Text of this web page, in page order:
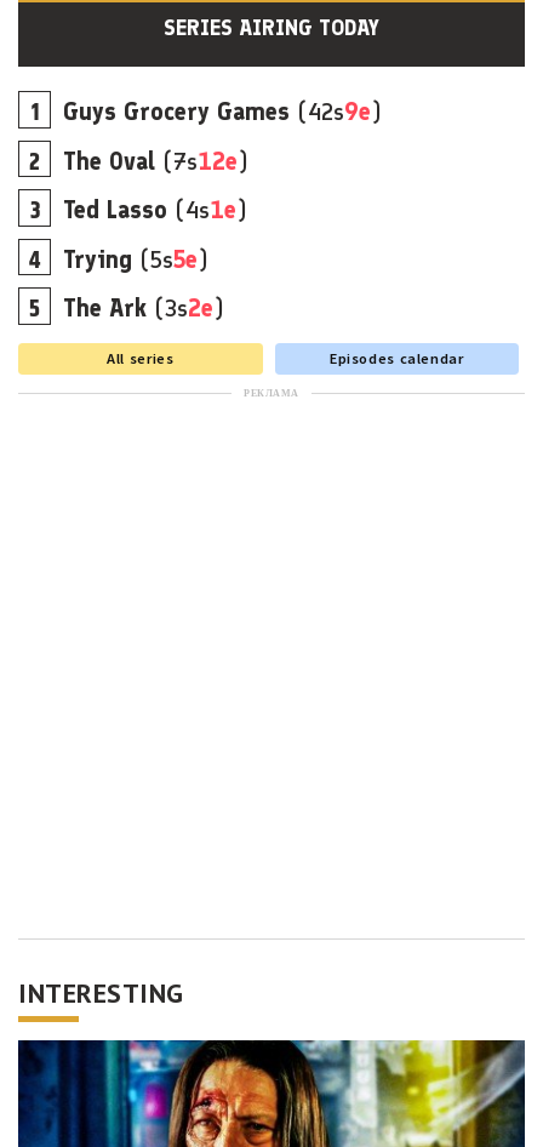
SERIES AIRING TODAY
Guys Grocery Games (42s9e)
The Oval (7s12e)
Ted Lasso (4s1e)
Trying (5s5e)
The Ark (3s2e)
All series Episodes calendar
РЕКЛАМА
INTERESTING